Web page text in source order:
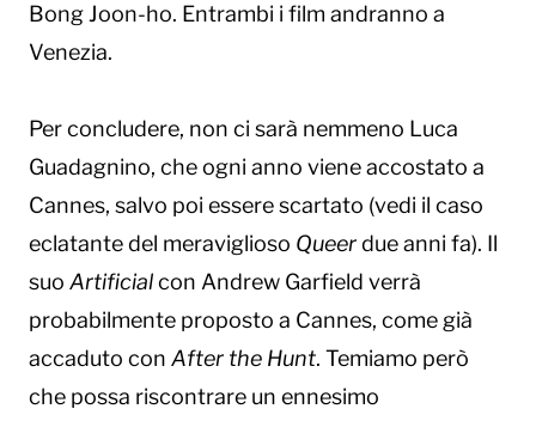
Bong Joon-ho. Entrambi i film andranno a
Venezia.
Per concludere, non ci sarà nemmeno Luca
Guadagnino, che ogni anno viene accostato a
Cannes, salvo poi essere scartato (vedi il caso
eclatante del meraviglioso Queerdue anni fa). Il
suo Artificialcon Andrew Garfield verrà
probabilmente proposto a Cannes, come già
accaduto con After the Hunt. Temiamo però
che possa riscontrare un ennesimo